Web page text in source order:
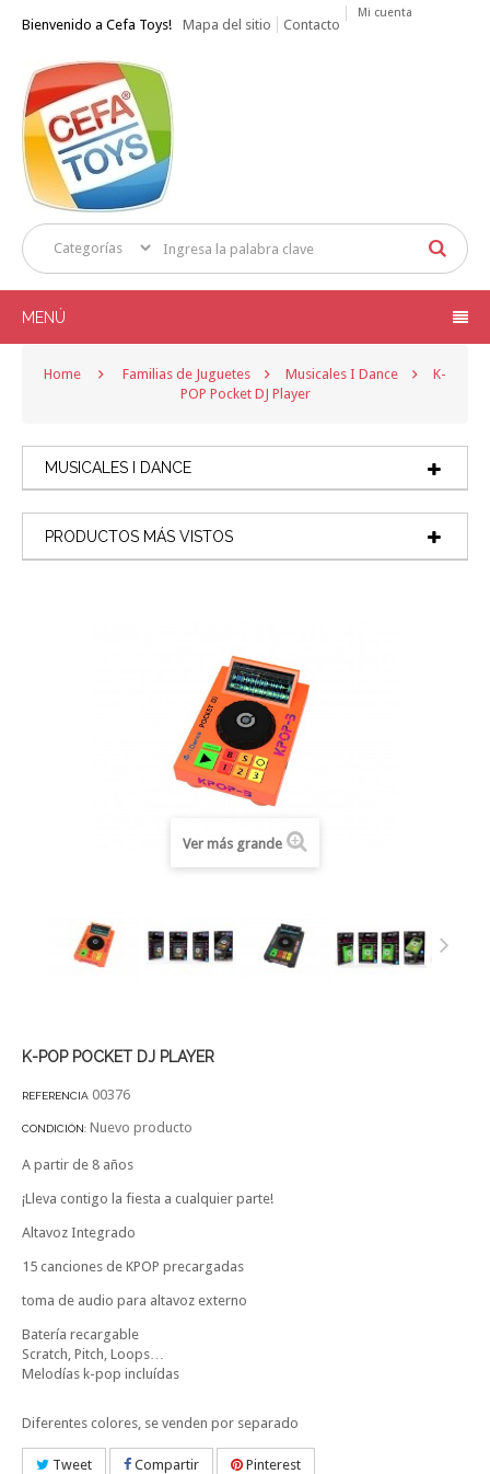
Bienvenido a Cefa Toys! Mapa del sitio Contacto
Mi cuenta
MENÚ
Home Familias de Juguetes Musicales I Dance
K-
POP Pocket DJ Player
MUSICALES I DANCE
PRODUCTOS MÁS VISTOS
Ver más grande
K-POP POCKET DJ PLAYER
REFERENCIA 00376
CONDICIÓN: Nuevo producto
A partir de 8 años
¡Lleva contigo la fiesta a cualquier parte!
Altavoz Integrado
15 canciones de KPOP precargadas
toma de audio para altavoz externo
Batería recargable
Scratch, Pitch, Loops…
Melodías k-pop incluídas
Diferentes colores, se venden por separado
Tweet Compartir Pinterest